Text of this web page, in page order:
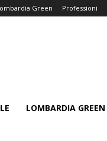
Green Professioni
LOMBARDIA GREEN